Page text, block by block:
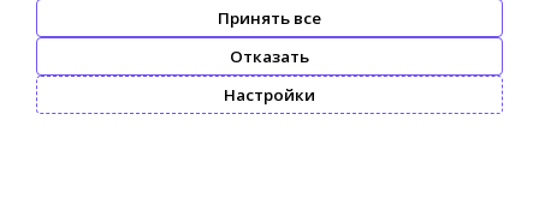
Принять все
Отказать
Настройки